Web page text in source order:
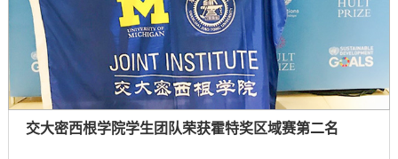
交大密西根学院学生团队荣获霍特奖区域赛第二名